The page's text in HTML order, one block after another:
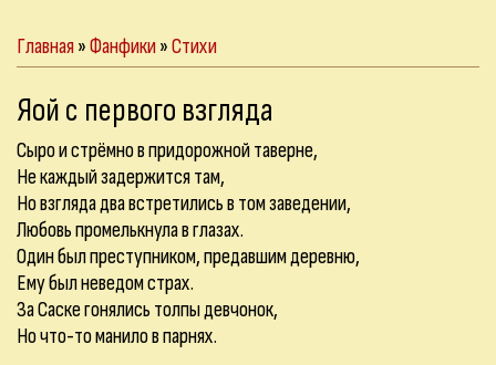
Главная»Фанфики»Стихи
Яой с первого взгляда
Сыро и стрёмно в придорожной таверне,
Не каждый задержится там,
Но взгляда два встретились в том заведении,
Любовь промелькнула в глазах.
Один был преступником, предавшим деревню,
Ему был неведом страх.
За Саске гонялись толпы девчонок,
Но что-то манило в парнях.